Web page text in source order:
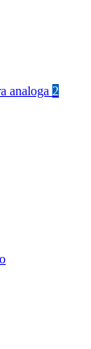
analoga 2